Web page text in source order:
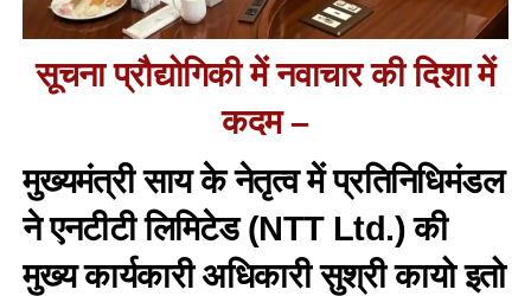
सूचना प्रौद्योगिकी में नवाचार की दिशा में
कदम –
मुख्यमंत्री साय के नेतृत्व में प्रतिनिधिमंडल
ने एनटीटी लिमिटेड (NTT Ltd.) की
मुख्य कार्यकारी अधिकारी सुश्री कायो इतो